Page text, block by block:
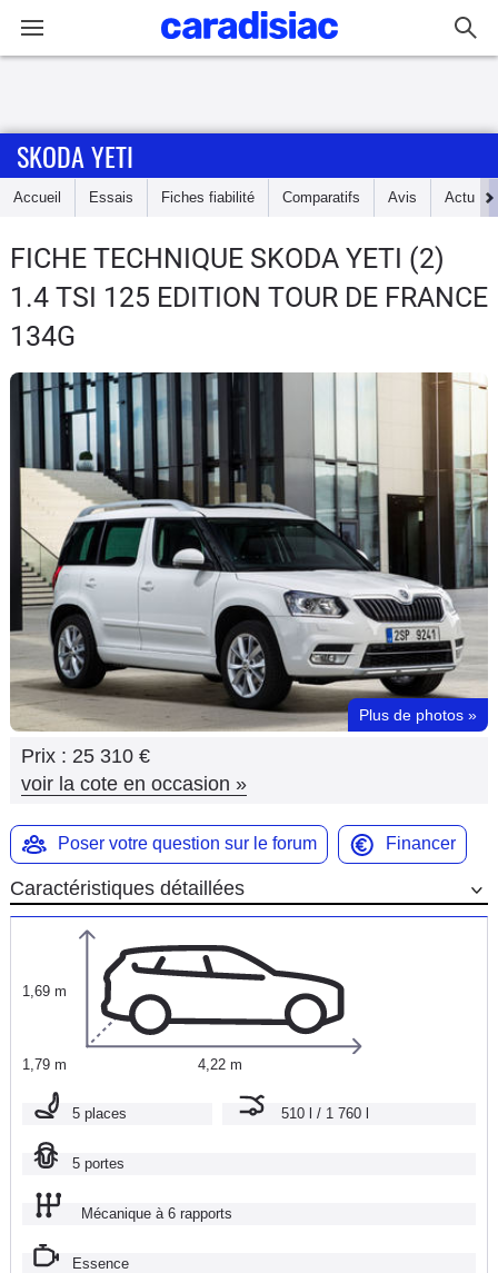
Accueil
Essais
Guide
d'achat
Electriques
Utilitaires
Flottes
Auto
Services
Forum
Moto
Marques
SKODA YETI
Accueil Essais Fiches fiabilité Comparatifs Avis Actu
FICHE TECHNIQUE SKODA YETI (2)
1.4 TSI 125 EDITION TOUR DE FRANCE
134G
Plus de photos »
Prix : 25 310 €
voir la cote en occasion »
Poser votre question sur le forum Financer
Caractéristiques détaillées
1,69 m
1,79 m 4,22 m
5 places 510 l / 1 760 l
5 portes
Mécanique à 6 rapports
Essence